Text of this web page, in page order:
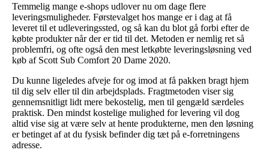
Temmelig mange e-shops udlover nu om dage flere
leveringsmuligheder. Førstevalget hos mange er i dag at få
leveret til et udleveringssted, og så kan du blot gå forbi efter de
købte produkter når der er tid til det. Metoden er nemlig ret så
problemfri, og ofte også den mest letkøbte leveringsløsning ved
køb af Scott Sub Comfort 20 Dame 2020.
Du kunne ligeledes afveje for og imod at få pakken bragt hjem
til dig selv eller til din arbejdsplads. Fragtmetoden viser sig
gennemsnitligt lidt mere bekostelig, men til gengæld særdeles
praktisk. Den mindst kostelige mulighed for levering vil dog
altid vise sig at være selv at hente produkterne, men den løsning
er betinget af at du fysisk befinder dig tæt på e-forretningens
adresse.